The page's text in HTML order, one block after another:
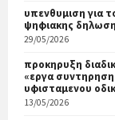
υπενθυμιση για
ψηφιακης
29/05/2026
προκηρυξη
«εργα
υφισταμενου
13/05/2026